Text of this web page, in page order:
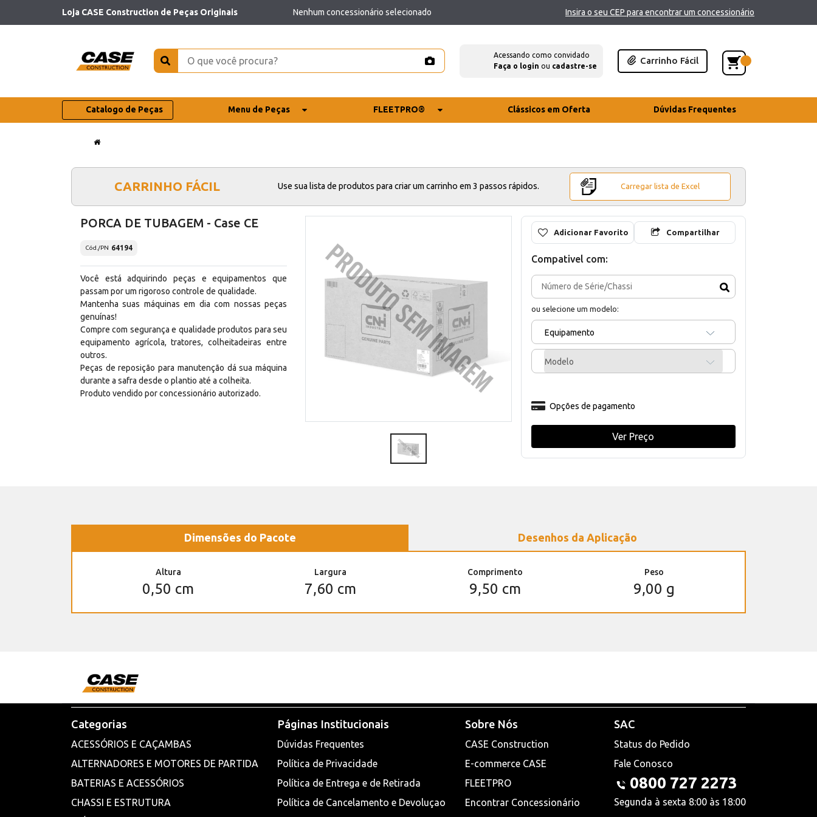
Loja CASE Construction de Peças Originais Nenhum concessionário selecionado Insira o seu CEP para encontrar um concessionário
Acessando como convidado
Faça o login ou cadastre-se
Carrinho Fácil
Catalogo de Peças Menu de Peças FLEETPRO® Clássicos em Oferta Dúvidas Frequentes
CARRINHO FÁCIL Use sua lista de produtos para criar um carrinho em 3 passos rápidos. Carregar lista de Excel
PORCA DE TUBAGEM - Case CE
Cód./PN 64194
Você está adquirindo peças e equipamentos que
passam por um rigoroso controle de qualidade.
Mantenha suas máquinas em dia com nossas peças
genuínas!
Compre com segurança e qualidade produtos para seu
equipamento agrícola, tratores, colheitadeiras entre
outros.
Peças de reposição para manutenção dá sua máquina
durante a safra desde o plantio até a colheita.
Produto vendido por concessionário autorizado.
Adicionar Favorito Compartilhar
Compativel com:
ou selecione um modelo:
Equipamento
Modelo
Opções de pagamento
Ver Preço
Dimensões do Pacote Desenhos da Aplicação
Altura
0,50 cm
Largura
7,60 cm
Comprimento
9,50 cm
Peso
9,00 g
Categorias
ACESSÓRIOS E CAÇAMBAS
ALTERNADORES E MOTORES DE PARTIDA
BATERIAS E ACESSÓRIOS
CHASSI E ESTRUTURA
Páginas Institucionais
Dúvidas Frequentes
Política de Privacidade
Política de Entrega e de Retirada
Política de Cancelamento e Devoluçao
Sobre Nós
CASE Construction
E-commerce CASE
FLEETPRO
Encontrar Concessionário
SAC
Status do Pedido
Fale Conosco
0800 727 2273
Segunda à sexta 8:00 às 18:00